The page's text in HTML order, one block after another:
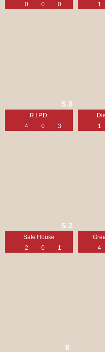
0
0 0 1
R.I.P.D.
5.8
4 0 3 1
Safe House
5.2
2 0 1 4
8